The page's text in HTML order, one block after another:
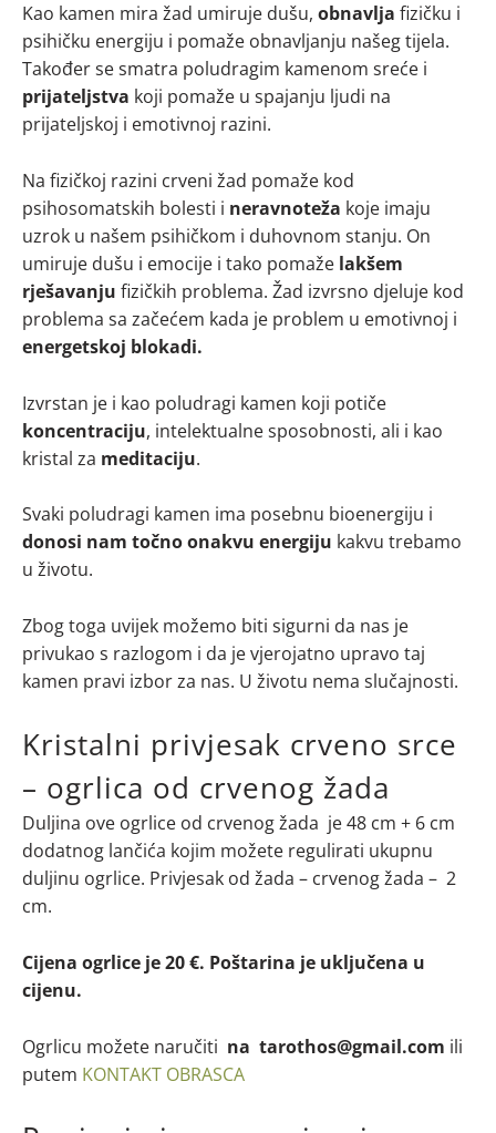
Kao kamen mira žad umiruje dušu, obnavlja fizičku i
psihičku energiju i pomaže obnavljanju našeg tijela.
Također se smatra poludragim kamenom sreće i
prijateljstva koji pomaže u spajanju ljudi na
prijateljskoj i emotivnoj razini.
Na fizičkoj razini crveni žad pomaže kod
psihosomatskih bolesti i neravnoteža koje imaju
uzrok u našem psihičkom i duhovnom stanju. On
umiruje dušu i emocije i tako pomaže lakšem
rješavanju fizičkih problema. Žad izvrsno djeluje kod
problema sa začećem kada je problem u emotivnoj i
energetskoj blokadi.
Izvrstan je i kao poludragi kamen koji potiče
koncentraciju, intelektualne sposobnosti, ali i kao
kristal za meditaciju.
Svaki poludragi kamen ima posebnu bioenergiju i
donosi nam točno onakvu energiju kakvu trebamo
u životu.
Zbog toga uvijek možemo biti sigurni da nas je
privukao s razlogom i da je vjerojatno upravo taj
kamen pravi izbor za nas. U životu nema slučajnosti.
Kristalni privjesak crveno srce
– ogrlica od crvenog žada
Duljina ove ogrlice od crvenog žada je 48 cm + 6 cm
dodatnog lančića kojim možete regulirati ukupnu
duljinu ogrlice. Privjesak od žada – crvenog žada – 2
cm.
Cijena ogrlice je 20 €. Poštarina je uključena u
cijenu.
Ogrlicu možete naručiti na tarothos@gmail.com ili
putem KONTAKT OBRASCA